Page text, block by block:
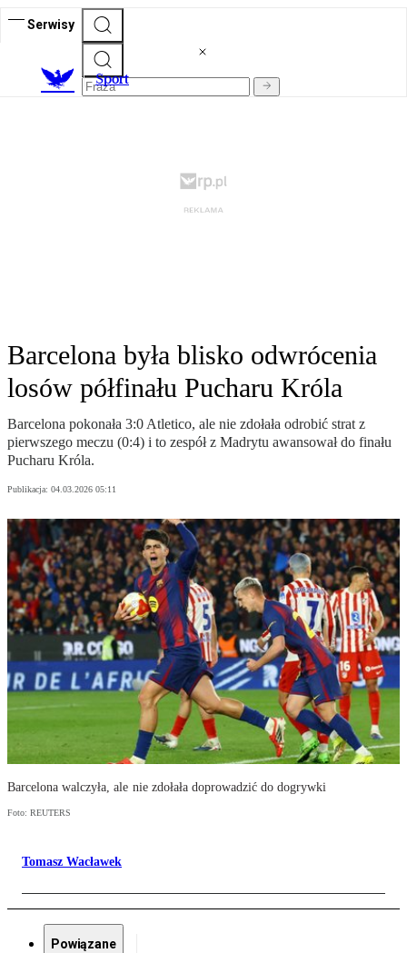
Serwisy
Sport
Barcelona była blisko odwrócenia
losów półfinału Pucharu Króla
Barcelona pokonała 3:0 Atletico, ale nie zdołała odrobić strat z
pierwszego meczu (0:4) i to zespół z Madrytu awansował do finału
Pucharu Króla.
Publikacja: 04.03.2026 05:11
Barcelona walczyła, ale nie zdołała doprowadzić do dogrywki
Foto: REUTERS
Tomasz Wacławek
Powiązane